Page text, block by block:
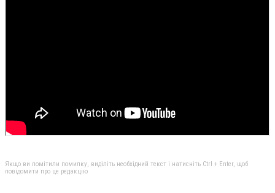
Якщо ви помітили помилку, виділіть необхідний текст і натисніть Ctrl + Enter, щоб
повідомити про це редакцію